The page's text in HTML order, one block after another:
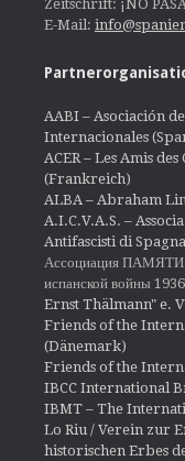
Zeitschrift: ¡NO
E-Mail:
AABI – Asociación
Internacionales
ACER – Les Amis
(Frankreich)
ALBA – Abraham
A.I.C.V.A.S. –
Antifascisti di
Ассоциация ПАМЯТИ
испанской войны
Ernst Thälmann" e.
Friends of the
(Dänemark)
Friends of the
IBCC International
IBMT – The
Lo Riu / Verein zur
historischen Erbes